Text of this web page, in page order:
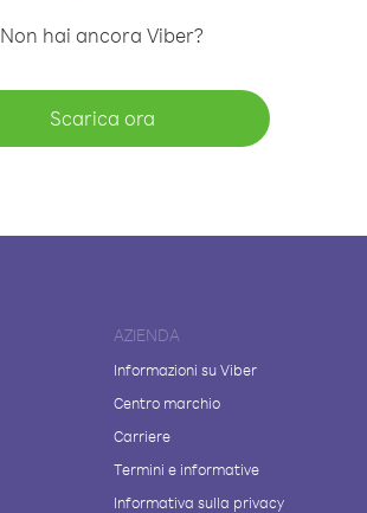
Non hai ancora Viber?
Scarica ora
AZIENDA
Informazioni su Viber
Centro marchio
Carriere
Termini e informative
Informativa sulla privacy